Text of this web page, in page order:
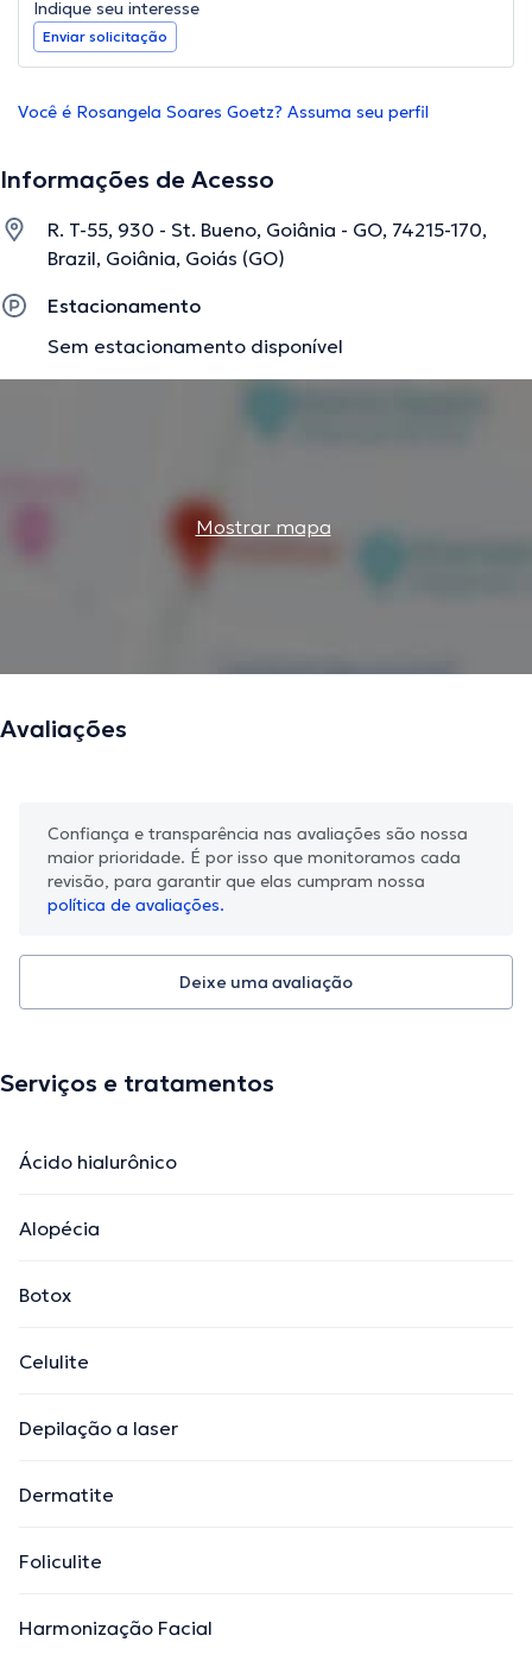
Indique seu interesse
Enviar solicitação
Você é Rosangela Soares Goetz? Assuma seu perfil
Informações de Acesso
R. T-55, 930 - St. Bueno, Goiânia - GO, 74215-170,
Brazil, Goiânia, Goiás (GO)
Estacionamento
Sem estacionamento disponível
Mostrar mapa
Avaliações
Confiança e transparência nas avaliações são nossa
maior prioridade. É por isso que monitoramos cada
revisão, para garantir que elas cumpram nossa
política de avaliações.
Deixe uma avaliação
Serviços e tratamentos
Ácido hialurônico
Alopécia
Botox
Celulite
Depilação a laser
Dermatite
Foliculite
Harmonização Facial